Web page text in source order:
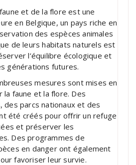
et de la flore est une
en Belgique, un pays riche en
des espèces animales
de leurs habitats naturels est
l’équilibre écologique et
générations futures.
mesures sont mises en
faune et la flore. Des
des parcs nationaux et des
été créés pour offrir un refuge
et préserver les
Des programmes de
en danger ont également
favoriser leur survie.